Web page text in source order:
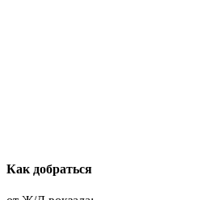
Как добраться